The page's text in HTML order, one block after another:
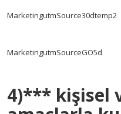
MarketingutmSource30dtemp2
MarketingutmSourceGO5d
4)*** kişisel